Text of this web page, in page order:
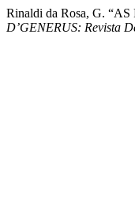
Rinaldi da Rosa, G.
D’GENERUS: Revista